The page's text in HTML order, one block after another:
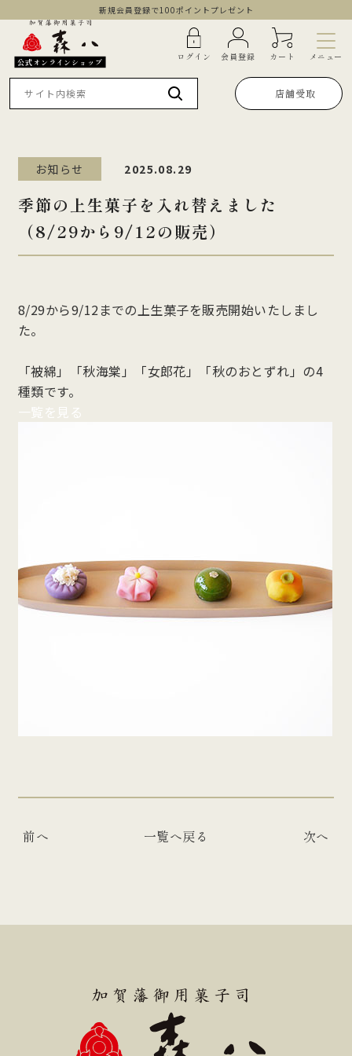
新規会員登録で100ポイントプレゼント
公式オンラインショップ ログイン 会員登録 カート メニュー
店舗受取
お知らせ 2025.08.29
季節の上生菓子を入れ替えました
（8/29から9/12の販売）
8/29から9/12までの上生菓子を販売開始いたしまし
た。
「被綿」「秋海棠」「女郎花」「秋のおとずれ」の4
種類です。
一覧を見る
前へ 一覧へ戻る 次へ